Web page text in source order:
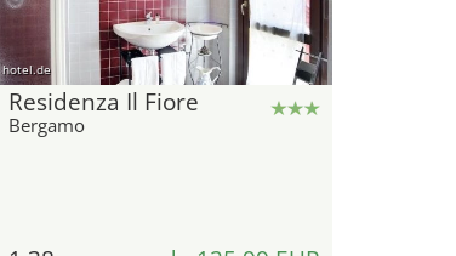
hotel.de
Residenza Il Fiore
Bergamo